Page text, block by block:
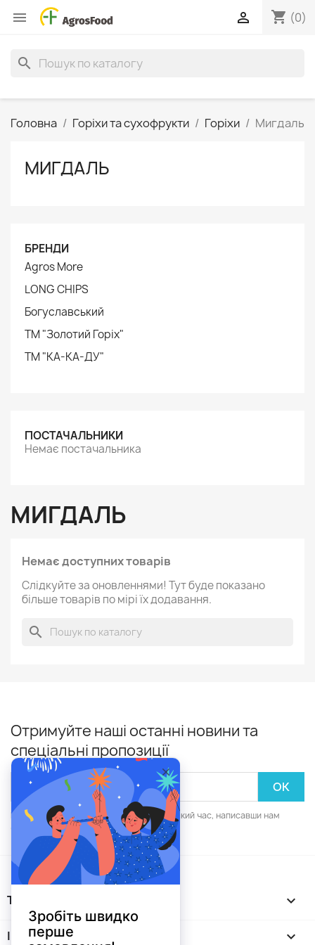
 shopping_cart (0)

search
Головна Горіхи та сухофрукти Горіхи Мигдаль
МИГДАЛЬ
БРЕНДИ
Agros More
LONG CHIPS
Богуславський
ТМ "Золотий Горіх"
ТМ "КА-КА-ДУ"
ПОСТАЧАЛЬНИКИ
Немає постачальника
МИГДАЛЬ
Немає доступних товарів
Слідкуйте за оновленнями! Тут буде показано
більше товарів по мірі їх додавання.
search
Отримуйте наші останні новини та
спеціальні пропозиції
Ви зможете скасувати підписку в будь-який час, написавши нам
через форму зворотнього зв'язку.
ТОВАРИ 
ІНФОРМАЦІЯ 